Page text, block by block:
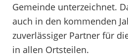
Gemeinde unterzeichnet.
auch in den kommenden
zuverlässiger Partner für
in allen Ortsteilen.